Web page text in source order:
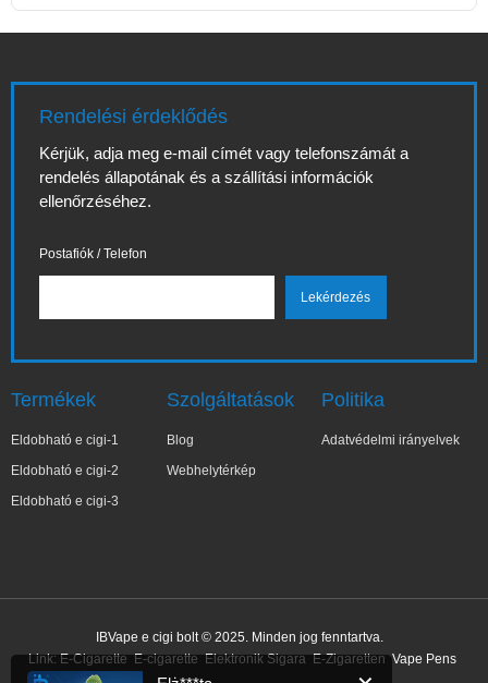
Rendelési érdeklődés
Kérjük, adja meg e-mail címét vagy telefonszámát a
rendelés állapotának és a szállítási információk
ellenőrzéséhez.
Postafiók / Telefon
Termékek
Eldobható e cigi-1
Eldobható e cigi-2
Eldobható e cigi-3
Szolgáltatások
Blog
Webhelytérkép
Politika
Adatvédelmi irányelvek
IBVape e cigi bolt © 2025. Minden jog fenntartva.
Link: E-Cigarette E-cigarette Elektronik Sigara E-Zigaretten Vape Pens
Nemrég vásárolt